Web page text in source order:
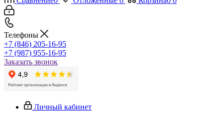
Телефоны
+7 (846) 205-16-95
+7 (987) 955-16-95
Заказать звонок
Личный кабинет